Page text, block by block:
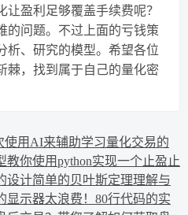
盈利足够覆盖手续费呢？
的问题。不过上面的亏钱策
析、研究的模型。希望各位
棘，找到属于自己的量化密
使用AI来辅助学习量化交易的
教你使用python实现一个止盈止
设计简单的贝叶斯定理理解与
显示器太浪费！80行代码的实